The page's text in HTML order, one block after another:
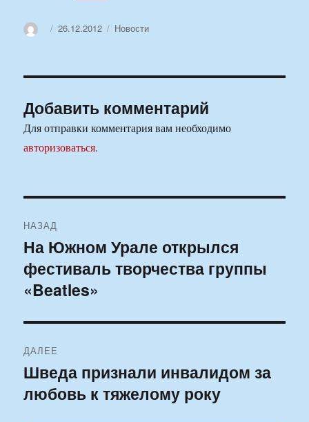
АвторОпубликовано
26.12.2012 Рубрики
Новости
Добавить комментарий
Для отправки комментария вам необходимо
авторизоваться.
по
записям
НАЗАД
Предыдущая
запись:
На Южном Урале открылся
фестиваль творчества группы
«Beatles»
ДАЛЕЕ
Следующая
запись:
Шведа признали инвалидом за
любовь к тяжелому року